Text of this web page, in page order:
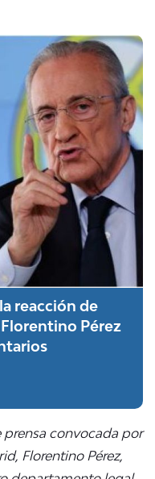
reacción de
Pérez
prensa convocada por
Florentino Pérez,